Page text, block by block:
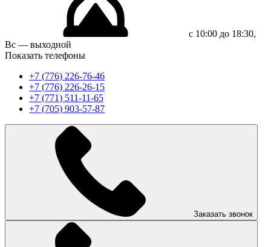
с 10:00 до 18:30,
Вс — выходной
Показать телефоны
+7 (776) 226-76-46
+7 (776) 226-26-15
+7 (771) 511-11-65
+7 (705) 903-57-87
Заказать звонок